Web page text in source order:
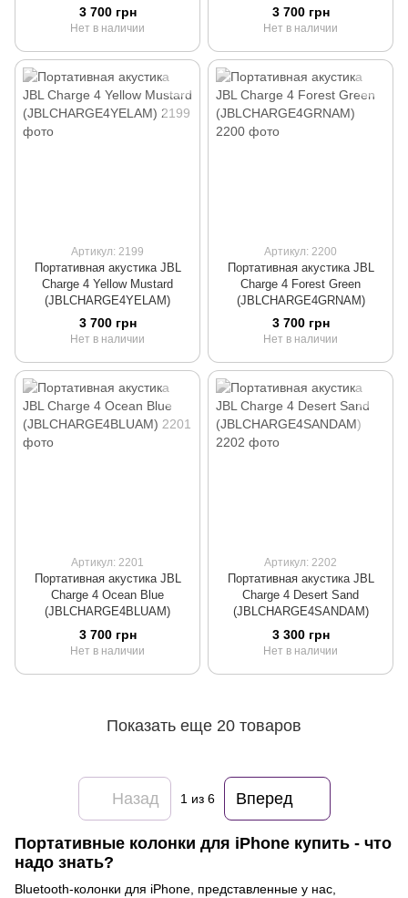
3 700 грн
Нет в наличии
3 700 грн
Нет в наличии
Артикул: 2199
Портативная акустика JBL
Charge 4 Yellow Mustard
(JBLCHARGE4YELAM)
3 700 грн
Нет в наличии
Артикул: 2200
Портативная акустика JBL
Charge 4 Forest Green
(JBLCHARGE4GRNAM)
3 700 грн
Нет в наличии
Артикул: 2201
Портативная акустика JBL
Charge 4 Ocean Blue
(JBLCHARGE4BLUAM)
3 700 грн
Нет в наличии
Артикул: 2202
Портативная акустика JBL
Charge 4 Desert Sand
(JBLCHARGE4SANDAM)
3 300 грн
Нет в наличии
Показать еще 20 товаров
Назад 1 из 6 Вперед
Портативные колонки для iPhone купить - что
надо знать?
Bluetooth-колонки для iPhone, представленные у нас,